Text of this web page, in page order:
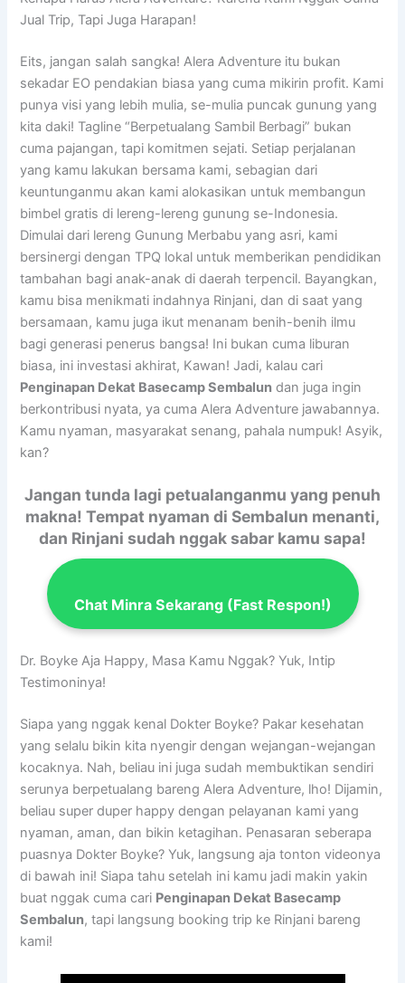
Jual Trip, Tapi Juga Harapan!
Eits, jangan salah sangka! Alera Adventure itu bukan
sekadar EO pendakian biasa yang cuma mikirin profit. Kami
punya visi yang lebih mulia, se-mulia puncak gunung yang
kita daki! Tagline “Berpetualang Sambil Berbagi” bukan
cuma pajangan, tapi komitmen sejati. Setiap perjalanan
yang kamu lakukan bersama kami, sebagian dari
keuntunganmu akan kami alokasikan untuk membangun
bimbel gratis di lereng-lereng gunung se-Indonesia.
Dimulai dari lereng Gunung Merbabu yang asri, kami
bersinergi dengan TPQ lokal untuk memberikan pendidikan
tambahan bagi anak-anak di daerah terpencil. Bayangkan,
kamu bisa menikmati indahnya Rinjani, dan di saat yang
bersamaan, kamu juga ikut menanam benih-benih ilmu
bagi generasi penerus bangsa! Ini bukan cuma liburan
biasa, ini investasi akhirat, Kawan! Jadi, kalau cari
Penginapan Dekat Basecamp Sembalun dan juga ingin
berkontribusi nyata, ya cuma Alera Adventure jawabannya.
Kamu nyaman, masyarakat senang, pahala numpuk! Asyik,
kan?
Jangan tunda lagi petualanganmu yang penuh
makna! Tempat nyaman di Sembalun menanti,
dan Rinjani sudah nggak sabar kamu sapa!
Chat Minra Sekarang (Fast Respon!)
Dr. Boyke Aja Happy, Masa Kamu Nggak? Yuk, Intip
Testimoninya!
Siapa yang nggak kenal Dokter Boyke? Pakar kesehatan
yang selalu bikin kita nyengir dengan wejangan-wejangan
kocaknya. Nah, beliau ini juga sudah membuktikan sendiri
serunya berpetualang bareng Alera Adventure, lho! Dijamin,
beliau super duper happy dengan pelayanan kami yang
nyaman, aman, dan bikin ketagihan. Penasaran seberapa
puasnya Dokter Boyke? Yuk, langsung aja tonton videonya
di bawah ini! Siapa tahu setelah ini kamu jadi makin yakin
buat nggak cuma cari Penginapan Dekat Basecamp
Sembalun, tapi langsung booking trip ke Rinjani bareng
kami!